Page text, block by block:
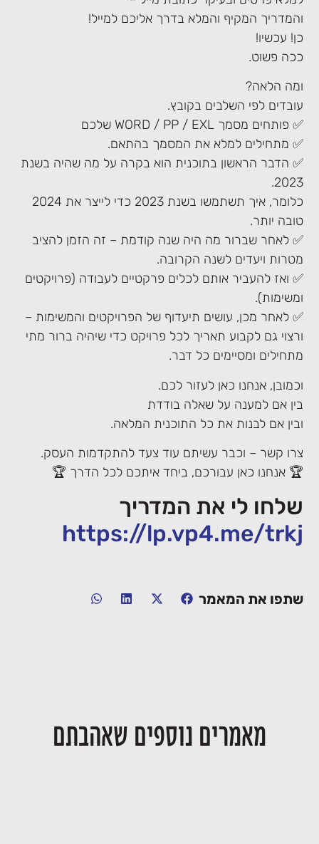
והמדריך המקיף והמלא בדרך אליכם למייל!
כן! עכשיו!
ככה פשוט.
ומה הלאה?
עובדים לפי השלבים בקובץ.
✅ פותחים מסמך WORD / PP / EXL שלכם
✅ מתחילים למלא את המסמך בהתאם.
✅ הדבר הראשון בתוכנית הוא בקרה על מה שהיה בשנת
2023.
כלומר, איך תשתמשו בשנת 2023 כדי לייצר את 2024
טובה יותר.
✅ לאחר שברור מה היה שנה קודמת – זה הזמן להציב
מטרות ויעדים לשנה הקרובה.
✅ ואז להעביר אותם לכלים פרקטיים לעבודה (פרויקטים
ומשימות).
✅ לאחר מכן, עושים תיעדוף של הפרויקטים והמשימות –
ורצוי גם לקבוע תאריך לכל פרויקט כדי שיהיה ברור מתי
מתחילים ומסיימים כל דבר.
וכמובן, אנחנו כאן לעזור לכם.
בין אם למענה על שאלה בודדת
ובין אם לבנות את כל התוכנית המלאה.
צרו קשר – וכבר עשיתם עוד צעד להתקדמות העסק.
🏆 אנחנו כאן עבורכם, ביחד איתכם לכל הדרך 🏆
שלחו לי את המדריך
https://lp.vp4.me/trkj
שתפו את המאמר
מאמרים נוספים שאהבתם